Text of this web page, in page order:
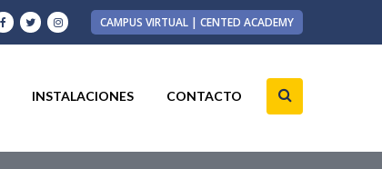
CAMPUS VIRTUAL | CENTED ACADEMY
INSTALACIONES CONTACTO